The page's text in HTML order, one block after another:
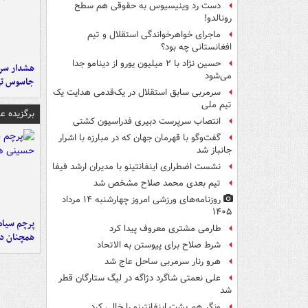
دست رد وینیسیوس به حقوقی هم سطح
رونالدو!
ماجرای خواهرخواندگی استقلال و تیم
افغانستانی چه بود؟
حسین نژاد با ۲ میلیون یورو از دینامو جدا
می‌شود
سرمربی سابق استقلال در یک‌قدمی هدایت یک
تیم ملی
انتصاب سرپرست دبیری فدراسیون کشتی
گفت‌وگو با قهرمان جهان که در مبارزه با اشرار
جانباز شد
نشست اضطراری اینفانتینو با مدیران ارشد فیفا
تیم بعدی محمد صلاح مشخص شد
روزنامه‌های ورزشی امروز چهارشنبه ۱۴ مرداد
۱۴۰۵
طارمی مشتری معروف پیدا کرد
شرط صلاح برای پیوستن به الاتحاد
هرو رنار سرمربی ساحل عاج شد
علی نعمتی شاگرد دژاگه در لیگ ستارگان قطر
شد
هشدار
جاسوس
پرچم
همچنان